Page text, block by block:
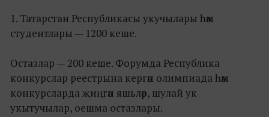
1. Татарстан Республикасы укучылары һәм
студентлары — 1200 кеше.
Остазлар — 200 кеше. Форумда Республика
конкурслар реестрына кергән олимпиада һәм
конкурсларда җиңгән яшьләр, шулай ук
укытучылар, оешма остазлары.